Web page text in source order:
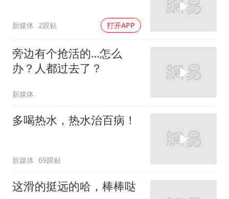
新媒体 2跟贴 打开APP
旁边有个抢活的…怎么
办？人都过去了？
新媒体
多喝热水，热水治百病！
新媒体 69跟贴
这滑的挺远的哈，棒棒哒